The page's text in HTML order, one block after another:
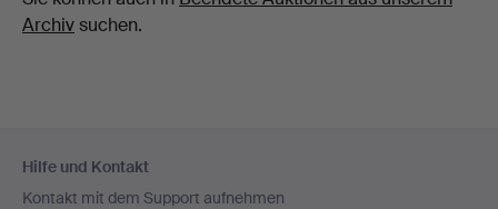
Archivsuchen.
Navigation
Hilfe und Kontakt
Kontakt mit dem Support aufnehmen